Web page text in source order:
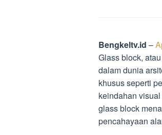
Bengkeltv.id –
Glass block,
dalam dunia
khusus seperti
keindahan
glass block
pencahayaan